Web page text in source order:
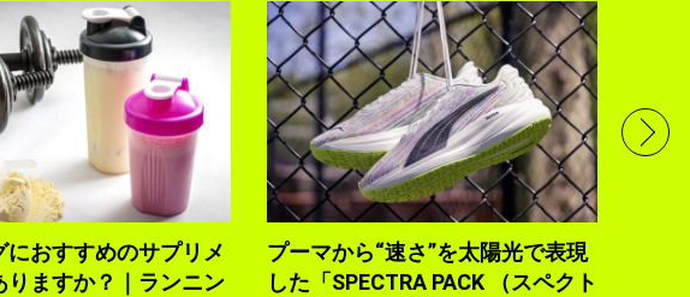
におすすめのサプリメ
りますか？｜ランニン
プーマから“速さ”を太陽光で表現
した「SPECTRA PACK （スペクト
疲労
疲れ